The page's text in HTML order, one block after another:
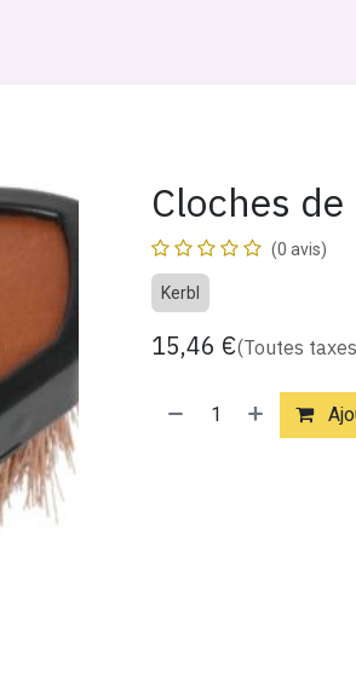
Cloches
(0 avis)
Kerbl
15,46 €(Toutes